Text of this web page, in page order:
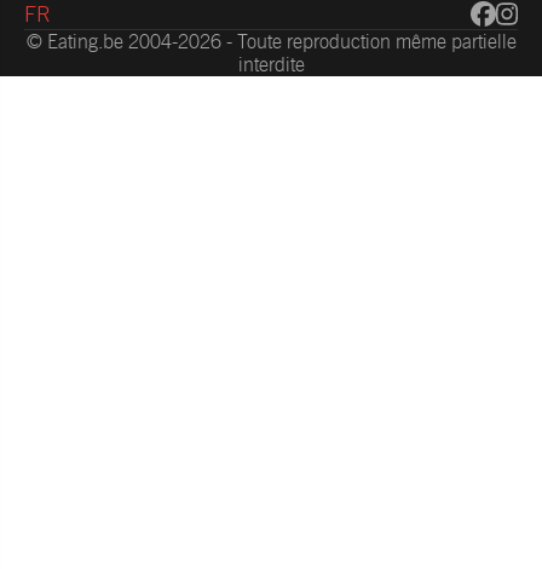
FR
© Eating.be 2004-2026 - Toute reproduction même partielle
interdite